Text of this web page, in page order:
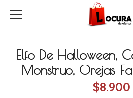
Elfo De Halloween,
Monstruo, Orejas
$8.900